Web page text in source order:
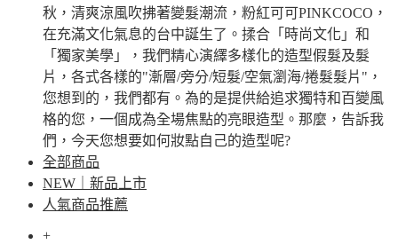
秋，清爽涼風吹拂著變髮潮流，粉紅可可PINKCOCO，
在充滿文化氣息的台中誕生了。揉合「時尚文化」和
「獨家美學」，我們精心演繹多樣化的造型假髮及髮
片，各式各樣的"漸層/旁分/短髮/空氣瀏海/捲髮髮片"，
您想到的，我們都有。為的是提供給追求獨特和百變風
格的您，一個成為全場焦點的亮眼造型。那麼，告訴我
們，今天您想要如何妝點自己的造型呢?
全部商品
NEW｜新品上市
人氣商品推薦
+